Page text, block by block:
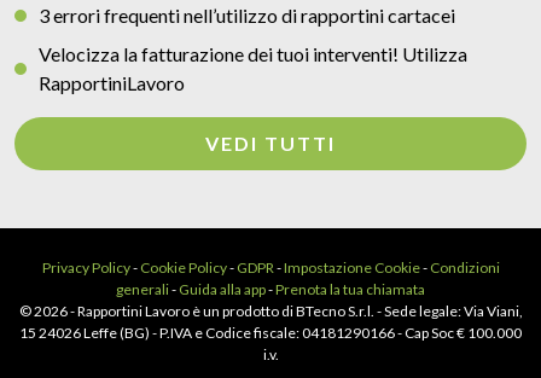
3 errori frequenti nell’utilizzo di rapportini cartacei
Velocizza la fatturazione dei tuoi interventi! Utilizza
RapportiniLavoro
VEDI TUTTI
Privacy Policy- Cookie Policy- GDPR-Impostazione Cookie- Condizioni
generali- Guida alla app-Prenota la tua chiamata
© 2026 - Rapportini Lavoro è un prodotto di BTecno S.r.l. - Sede legale: Via Viani,
15 24026 Leffe (BG) - P.IVA e Codice fiscale: 04181290166 - Cap Soc € 100.000
i.v.